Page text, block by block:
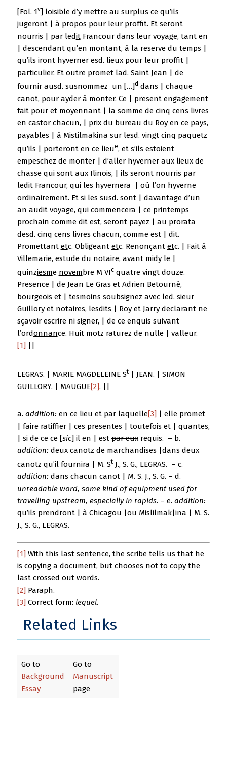
[Fol. 1v] loisible d’y mettre au surplus ce qu’ils
jugeront | à propos pour leur proffit. Et seront
nourris | par leditFrancour dans leur voyage, tant en
| descendant qu’en montant, à la reserve du temps |
qu’ils iront hyverner esd. lieux pour leur proffit |
particulier. Et outre promet lad. Saint Jean | de
fournir ausd. susnommez un […]d dans | chaque
canot, pour ayder à monter. Ce | present engagement
fait pour et moyennant | la somme de cinq cens livres
en castor chacun, | prix du bureau du Roy en ce pays,
payables | à Mistilmakina sur lesd. vingt cinq paquetz
qu’ils | porteront en ce lieue, et s’ils estoient
empeschez demonter| d’aller hyverner aux lieux de
chasse qui sont aux Ilinois, | ils seront nourris par
ledit Francour, qui les hyvernera | où l’on hyverne
ordinairement. Et si les susd. sont | davantage d’un
an audit voyage, qui commencera | ce printemps
prochain comme dit est, seront payez | au prorata
desd. cinq cens livres chacun, comme est | dit.
Promettant etc. Obligeant etc. Renonçant etc. | Fait à
Villemarie, estude du notaire, avant midy le |
quinziesme novembre M VIcquatre vingt douze.
Presence | de Jean Le Gras et Adrien Betourné,
bourgeois et | tesmoins soubsignez avec led. sieur
Guillory et notaires, lesdits | Roy et Jarry declarant ne
sçavoir escrire ni signer, | de ce enquis suivant
l’ordonnance. Huit motz raturez de nulle | valleur.
[1] ||
LEGRAS. | MARIE MAGDELEINE St| JEAN. | SIMON
GUILLORY. | MAUGUE[2]. ||
a. addition: en ce lieu et par laquelle[3] | elle promet
| faire ratiffier | ces presentes | toutefois et | quantes,
| si de ce ce [sic] il en | estpar euxrequis. – b.
addition: deux canotz de marchandises |dans deux
canotz qu’il fournira | M. StJ., S. G., LEGRAS. – c.
addition: dans chacun canot | M. S. J., S. G. – d.
unreadable word, some kind of equipment used for
travelling upstream, especially in rapids. – e. addition:
qu’ils prendront | à Chicagou |ou Mislilmak|ina | M. S.
J., S. G., LEGRAS.
[1] With this last sentence, the scribe tells us that he
is copying a document, but chooses not to copy the
last crossed out words.
[2] Paraph.
[3] Correct form: lequel.
Related Links
Go to
Background
Essay
Go to
Manuscript
page